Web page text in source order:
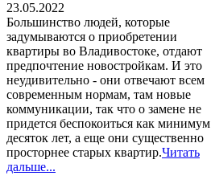
23.05.2022
Большинство людей, которые
задумываются о приобретении
квартиры во Владивостоке, отдают
предпочтение новостройкам. И это
неудивительно - они отвечают всем
современным нормам, там новые
коммуникации, так что о замене не
придется беспокоиться как минимум
десяток лет, а еще они существенно
просторнее старых квартир.Читать
дальше...